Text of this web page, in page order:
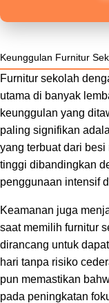
Keunggulan Furnitur
Furnitur sekolah
utama di banyak
keunggulan yang
paling signifikan
yang terbuat dari
tinggi dibandingkan
penggunaan intensif
Keamanan juga
saat memilih furnitur
dirancang untuk
hari tanpa risiko
pun memastikan
pada peningkatan